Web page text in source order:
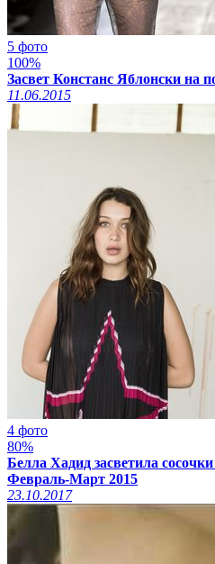
5 фото
100%
Засвет Констанс Яблонски на
11.06.2015
4 фото
80%
Белла Хадид засветила
Февраль-Март 2015
23.10.2017